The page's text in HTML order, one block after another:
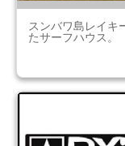
スンバワ島レイキ
たサーフハウス。